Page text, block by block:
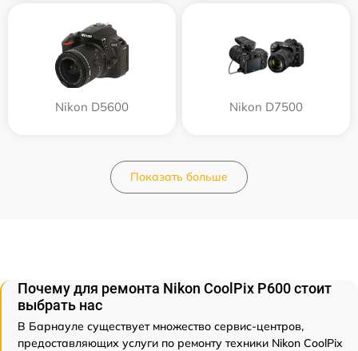
Nikon D5600 Nikon D7500
Показать больше
Почему для ремонта Nikon CoolPix P600 стоит
выбрать нас
В Барнауле существует множество сервис-центров,
предоставляющих услуги по ремонту техники Nikon CoolPix